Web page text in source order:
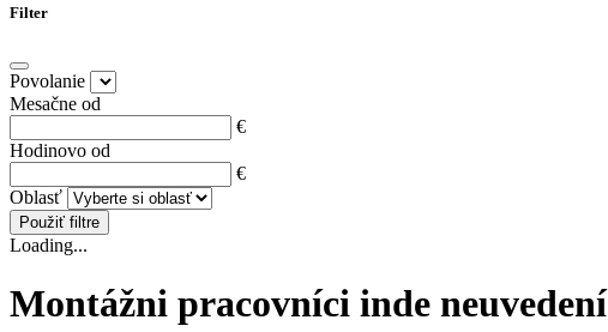
Filter
Povolanie
Mesačne od
€
Hodinovo od
€
Oblasť
Použiť filtre
Loading...
Montážni pracovníci inde neuvedení